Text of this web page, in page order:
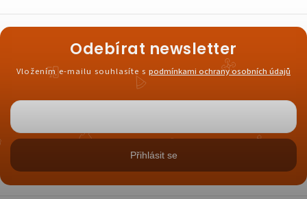
Odebírat newsletter
Vložením e-mailu souhlasíte s podmínkami ochrany osobních údajů
Přihlásit se